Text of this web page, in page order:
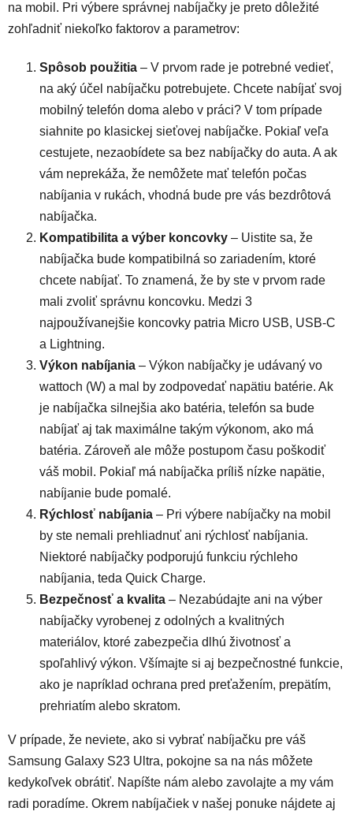
na mobil. Pri výbere správnej nabíjačky je preto dôležité
zohľadniť niekoľko faktorov a parametrov:
Spôsob použitia – V prvom rade je potrebné vedieť,
na aký účel nabíjačku potrebujete. Chcete nabíjať svoj
mobilný telefón doma alebo v práci? V tom prípade
siahnite po klasickej sieťovej nabíjačke. Pokiaľ veľa
cestujete, nezaobídete sa bez nabíjačky do auta. A ak
vám neprekáža, že nemôžete mať telefón počas
nabíjania v rukách, vhodná bude pre vás bezdrôtová
nabíjačka.
Kompatibilita a výber koncovky – Uistite sa, že
nabíjačka bude kompatibilná so zariadením, ktoré
chcete nabíjať. To znamená, že by ste v prvom rade
mali zvoliť správnu koncovku. Medzi 3
najpoužívanejšie koncovky patria Micro USB, USB-C
a Lightning.
Výkon nabíjania – Výkon nabíjačky je udávaný vo
wattoch (W) a mal by zodpovedať napätiu batérie. Ak
je nabíjačka silnejšia ako batéria, telefón sa bude
nabíjať aj tak maximálne takým výkonom, ako má
batéria. Zároveň ale môže postupom času poškodiť
váš mobil. Pokiaľ má nabíjačka príliš nízke napätie,
nabíjanie bude pomalé.
Rýchlosť nabíjania – Pri výbere nabíjačky na mobil
by ste nemali prehliadnuť ani rýchlosť nabíjania.
Niektoré nabíjačky podporujú funkciu rýchleho
nabíjania, teda Quick Charge.
Bezpečnosť a kvalita – Nezabúdajte ani na výber
nabíjačky vyrobenej z odolných a kvalitných
materiálov, ktoré zabezpečia dlhú životnosť a
spoľahlivý výkon. Všímajte si aj bezpečnostné funkcie,
ako je napríklad ochrana pred preťažením, prepätím,
prehriatím alebo skratom.
V prípade, že neviete, ako si vybrať nabíjačku pre váš
Samsung Galaxy S23 Ultra, pokojne sa na nás môžete
kedykoľvek obrátiť. Napíšte nám alebo zavolajte a my vám
radi poradíme. Okrem nabíjačiek v našej ponuke nájdete aj